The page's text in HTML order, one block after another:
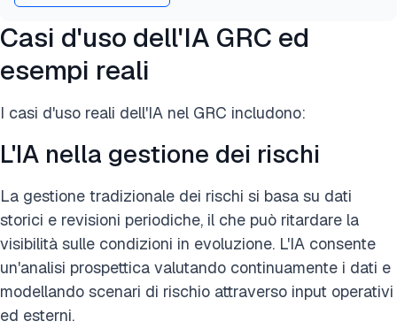
Casi d'uso dell'IA GRC ed
esempi reali
I casi d'uso reali dell'IA nel GRC includono:
L'IA nella gestione dei rischi
La gestione tradizionale dei rischi si basa su dati
storici e revisioni periodiche, il che può ritardare la
visibilità sulle condizioni in evoluzione. L'IA consente
un'analisi prospettica valutando continuamente i dati e
modellando scenari di rischio attraverso input operativi
ed esterni.